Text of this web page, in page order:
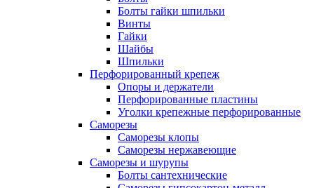
Болты гайки шпильки
Винты
Гайки
Шайбы
Шпильки
Перфорированный крепеж
Опоры и держатели
Перфорированные пластины
Уголки крепежные перфорированные
Саморезы
Саморезы клопы
Саморезы нержавеющие
Саморезы и шурупы
Болты сантехнические